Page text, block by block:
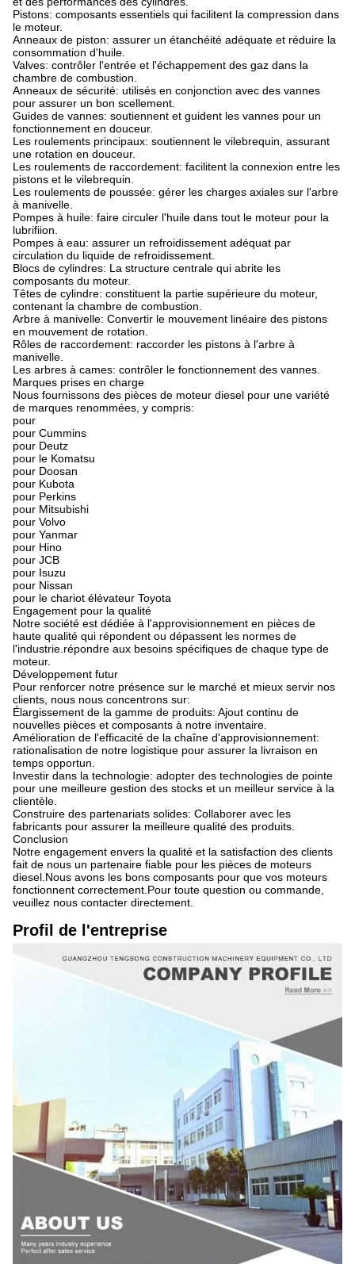
Pistons: composants essentiels qui facilitent la compression dans
le moteur.
Anneaux de piston: assurer un étanchéité adéquate et réduire la
consommation d'huile.
Valves: contrôler l'entrée et l'échappement des gaz dans la
chambre de combustion.
Anneaux de sécurité: utilisés en conjonction avec des vannes
pour assurer un bon scellement.
Guides de vannes: soutiennent et guident les vannes pour un
fonctionnement en douceur.
Les roulements principaux: soutiennent le vilebrequin, assurant
une rotation en douceur.
Les roulements de raccordement: facilitent la connexion entre les
pistons et le vilebrequin.
Les roulements de poussée: gérer les charges axiales sur l'arbre
à manivelle.
Pompes à huile: faire circuler l'huile dans tout le moteur pour la
lubrifiion.
Pompes à eau: assurer un refroidissement adéquat par
circulation du liquide de refroidissement.
Blocs de cylindres: La structure centrale qui abrite les
composants du moteur.
Têtes de cylindre: constituent la partie supérieure du moteur,
contenant la chambre de combustion.
Arbre à manivelle: Convertir le mouvement linéaire des pistons
en mouvement de rotation.
Rôles de raccordement: raccorder les pistons à l'arbre à
manivelle.
Les arbres à cames: contrôler le fonctionnement des vannes.
Marques prises en charge
Nous fournissons des pièces de moteur diesel pour une variété
de marques renommées, y compris:
pour
pour Cummins
pour Deutz
pour le Komatsu
pour Doosan
pour Kubota
pour Perkins
pour Mitsubishi
pour Volvo
pour Yanmar
pour Hino
pour JCB
pour Isuzu
pour Nissan
pour le chariot élévateur Toyota
Engagement pour la qualité
Notre société est dédiée à l'approvisionnement en pièces de
haute qualité qui répondent ou dépassent les normes de
l'industrie.répondre aux besoins spécifiques de chaque type de
moteur.
Développement futur
Pour renforcer notre présence sur le marché et mieux servir nos
clients, nous nous concentrons sur:
Élargissement de la gamme de produits: Ajout continu de
nouvelles pièces et composants à notre inventaire.
Amélioration de l'efficacité de la chaîne d'approvisionnement:
rationalisation de notre logistique pour assurer la livraison en
temps opportun.
Investir dans la technologie: adopter des technologies de pointe
pour une meilleure gestion des stocks et un meilleur service à la
clientèle.
Construire des partenariats solides: Collaborer avec les
fabricants pour assurer la meilleure qualité des produits.
Conclusion
Notre engagement envers la qualité et la satisfaction des clients
fait de nous un partenaire fiable pour les pièces de moteurs
diesel.Nous avons les bons composants pour que vos moteurs
fonctionnent correctement.Pour toute question ou commande,
veuillez nous contacter directement.
Profil de l'entreprise